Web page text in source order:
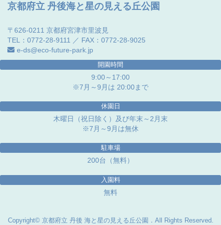
京都府立 丹後海と星の見える丘公園
〒626-0211 京都府宮津市里波見
TEL：0772-28-9111 ／ FAX：0772-28-9025
e-ds@eco-future-park.jp
開園時間
9:00～17:00
※7月～9月は 20:00まで
休園日
木曜日（祝日除く）及び年末～2月末
※7月～9月は無休
駐車場
200台（無料）
入園料
無料
Copyright© 京都府立 丹後 海と星の見える丘公園．All Rights Reserved.